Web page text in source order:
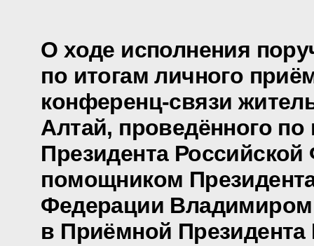
О ходе исполнения
по итогам личного
конференц-связи
Алтай, проведённого
Президента
помощником
Федерации
в Приёмной Президента